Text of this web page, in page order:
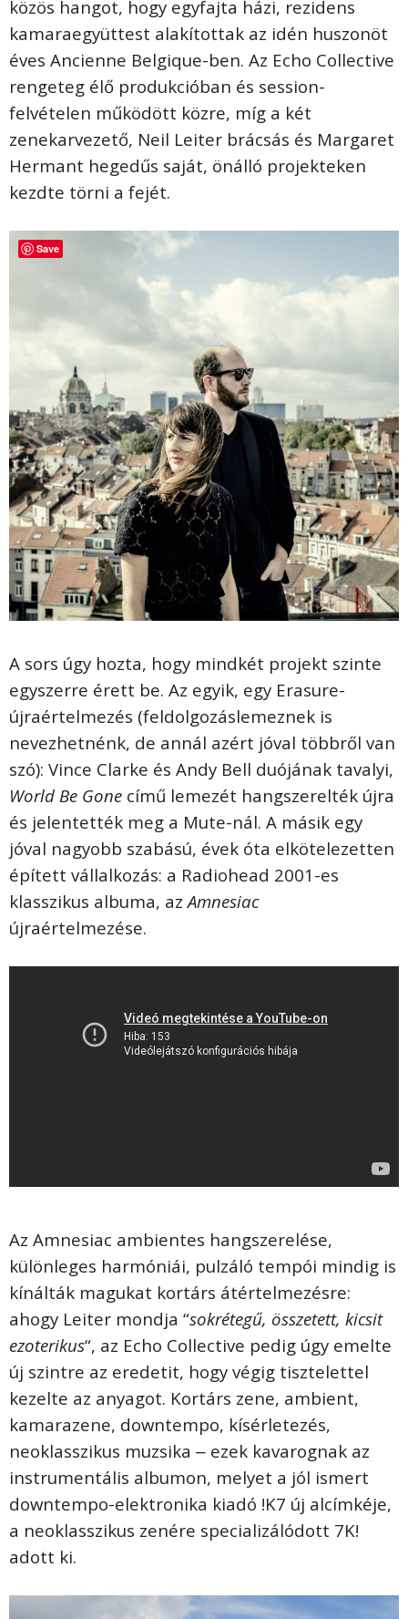
közös hangot, hogy egyfajta házi, rezidens
kamaraegyüttest alakítottak az idén huszonöt
éves Ancienne Belgique-ben. Az Echo Collective
rengeteg élő produkcióban és session-
felvételen működött közre, míg a két
zenekarvezető, Neil Leiter brácsás és Margaret
Hermant hegedűs saját, önálló projekteken
kezdte törni a fejét.
A sors úgy hozta, hogy mindkét projekt szinte
egyszerre érett be. Az egyik, egy Erasure-
újraértelmezés (feldolgozáslemeznek is
nevezhetnénk, de annál azért jóval többről van
szó): Vince Clarke és Andy Bell duójának tavalyi,
World Be Gone című lemezét hangszerelték újra
és jelentették meg a Mute-nál. A másik egy
jóval nagyobb szabású, évek óta elkötelezetten
épített vállalkozás: a Radiohead 2001-es
klasszikus albuma, azAmnesiac
újraértelmezése.
Az Amnesiac ambientes hangszerelése,
különleges harmóniái, pulzáló tempói mindig is
kínálták magukat kortárs átértelmezésre:
ahogy Leiter mondja “sokrétegű, összetett, kicsit
ezoterikus“, az Echo Collective pedig úgy emelte
új szintre az eredetit, hogy végig tisztelettel
kezelte az anyagot. Kortárs zene, ambient,
kamarazene, downtempo, kísérletezés,
neoklasszikus muzsika ‒ ezek kavarognak az
instrumentális albumon, melyet a jól ismert
downtempo-elektronika kiadó !K7 új alcímkéje,
a neoklasszikus zenére specializálódott 7K!
adott ki.
Save